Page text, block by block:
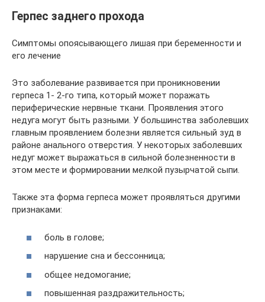
Герпес заднего прохода
Симптомы опоясывающего лишая при беременности и
его лечение
Это заболевание развивается при проникновении
герпеса 1- 2-го типа, который может поражать
периферические нервные ткани. Проявления этого
недуга могут быть разными. У большинства заболевших
главным проявлением болезни является сильный зуд в
районе анального отверстия. У некоторых заболевших
недуг может выражаться в сильной болезненности в
этом месте и формировании мелкой пузырчатой сыпи.
Также эта форма герпеса может проявляться другими
признаками:
боль в голове;
нарушение сна и бессонница;
общее недомогание;
повышенная раздражительность;